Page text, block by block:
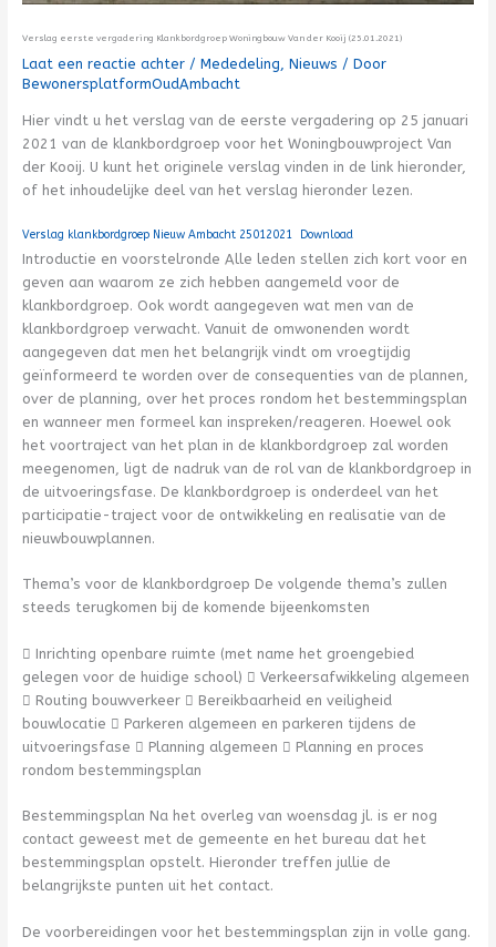
Verslag eerste vergadering Klankbordgroep Woningbouw Van der Kooij (25.01.2021)
Laat een reactie achter / Mededeling Nieuws / Door
BewonersplatformOudAmbacht
Hier vindt u het verslag van de eerste vergadering op 25 januari
2021 van de klankbordgroep voor het Woningbouwproject Van
der Kooij. U kunt het originele verslag vinden in de link hieronder,
of het inhoudelijke deel van het verslag hieronder lezen.
Verslag klankbordgroep Nieuw Ambacht 25012021 Download
Introductie en voorstelronde Alle leden stellen zich kort voor en
geven aan waarom ze zich hebben aangemeld voor de
klankbordgroep. Ook wordt aangegeven wat men van de
klankbordgroep verwacht. Vanuit de omwonenden wordt
aangegeven dat men het belangrijk vindt om vroegtijdig
geïnformeerd te worden over de consequenties van de plannen,
over de planning, over het proces rondom het bestemmingsplan
en wanneer men formeel kan inspreken/reageren. Hoewel ook
het voortraject van het plan in de klankbordgroep zal worden
meegenomen, ligt de nadruk van de rol van de klankbordgroep in
de uitvoeringsfase. De klankbordgroep is onderdeel van het
participatie-traject voor de ontwikkeling en realisatie van de
nieuwbouwplannen.
Thema’s voor de klankbordgroep De volgende thema’s zullen
steeds terugkomen bij de komende bijeenkomsten
 Inrichting openbare ruimte (met name het groengebied
gelegen voor de huidige school)  Verkeersafwikkeling algemeen
 Routing bouwverkeer  Bereikbaarheid en veiligheid
bouwlocatie  Parkeren algemeen en parkeren tijdens de
uitvoeringsfase  Planning algemeen  Planning en proces
rondom bestemmingsplan
Bestemmingsplan Na het overleg van woensdag jl. is er nog
contact geweest met de gemeente en het bureau dat het
bestemmingsplan opstelt. Hieronder treffen jullie de
belangrijkste punten uit het contact.
De voorbereidingen voor het bestemmingsplan zijn in volle gang.